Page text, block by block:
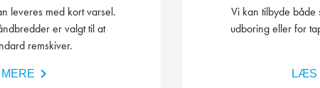
leveres med kort varsel.
er valgt til at
remskiver.
Vi kan tilbyde både
udboring eller for
LÆS